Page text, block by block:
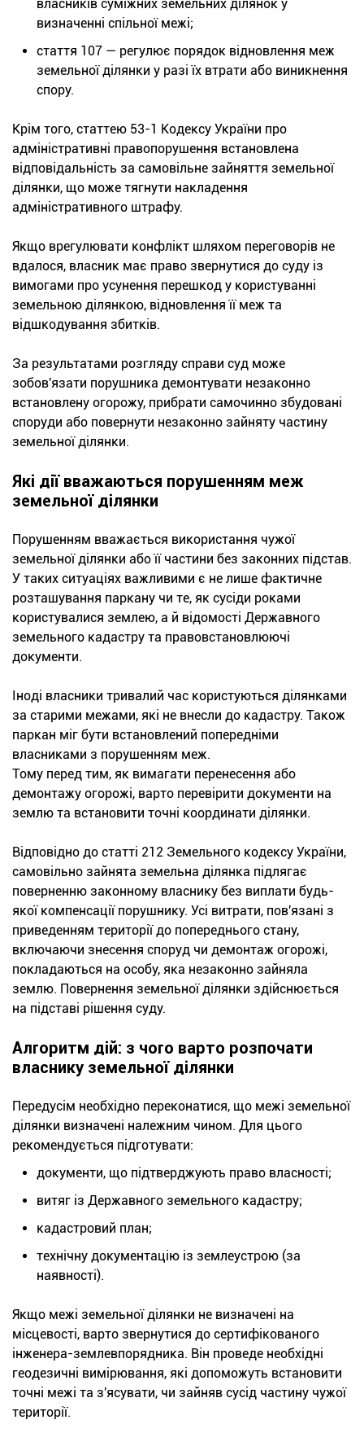
власників суміжних земельних ділянок у
визначенні спільної межі;
стаття 107 — регулює порядок відновлення меж
земельної ділянки у разі їх втрати або виникнення
спору.
Крім того, статтею 53-1 Кодексу України про
адміністративні правопорушення встановлена
відповідальність за самовільне зайняття земельної
ділянки, що може тягнути накладення
адміністративного штрафу.
Якщо врегулювати конфлікт шляхом переговорів не
вдалося, власник має право звернутися до суду із
вимогами про усунення перешкод у користуванні
земельною ділянкою, відновлення її меж та
відшкодування збитків.
За результатами розгляду справи суд може
зобов'язати порушника демонтувати незаконно
встановлену огорожу, прибрати самочинно збудовані
споруди або повернути незаконно зайняту частину
земельної ділянки.
Які дії вважаються порушенням меж
земельної ділянки
Порушенням вважається використання чужої
земельної ділянки або її частини без законних підстав.
У таких ситуаціях важливими є не лише фактичне
розташування паркану чи те, як сусіди роками
користувалися землею, а й відомості Державного
земельного кадастру та правовстановлюючі
документи.
Іноді власники тривалий час користуються ділянками
за старими межами, які не внесли до кадастру. Також
паркан міг бути встановлений попередніми
власниками з порушенням меж.
Тому перед тим, як вимагати перенесення або
демонтажу огорожі, варто перевірити документи на
землю та встановити точні координати ділянки.
Відповідно до статті 212 Земельного кодексу України,
самовільно зайнята земельна ділянка підлягає
поверненню законному власнику без виплати будь-
якої компенсації порушнику. Усі витрати, пов'язані з
приведенням території до попереднього стану,
включаючи знесення споруд чи демонтаж огорожі,
покладаються на особу, яка незаконно зайняла
землю. Повернення земельної ділянки здійснюється
на підставі рішення суду.
Алгоритм дій: з чого варто розпочати
власнику земельної ділянки
Передусім необхідно переконатися, що межі земельної
ділянки визначені належним чином. Для цього
рекомендується підготувати:
документи, що підтверджують право власності;
витяг із Державного земельного кадастру;
кадастровий план;
технічну документацію із землеустрою (за
наявності).
Якщо межі земельної ділянки не визначені на
місцевості, варто звернутися до сертифікованого
інженера-землевпорядника. Він проведе необхідні
геодезичні вимірювання, які допоможуть встановити
точні межі та з'ясувати, чи зайняв сусід частину чужої
території.